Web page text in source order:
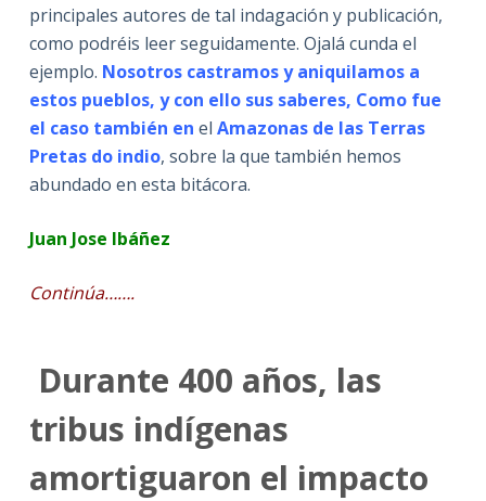
principales autores de tal indagación y publicación,
como podréis leer seguidamente. Ojalá cunda el
ejemplo. Nosotros castramos y aniquilamos a
estos pueblos, y con ello sus saberes, Como fue
el caso también en el Amazonas de las Terras
Pretas do indio, sobre la que también hemos
abundado en esta bitácora.
Juan Jose Ibáñez
Continúa…….
Durante 400 años, las
tribus indígenas
amortiguaron el impacto